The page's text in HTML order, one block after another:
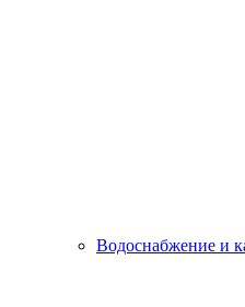
Водоснабжение и